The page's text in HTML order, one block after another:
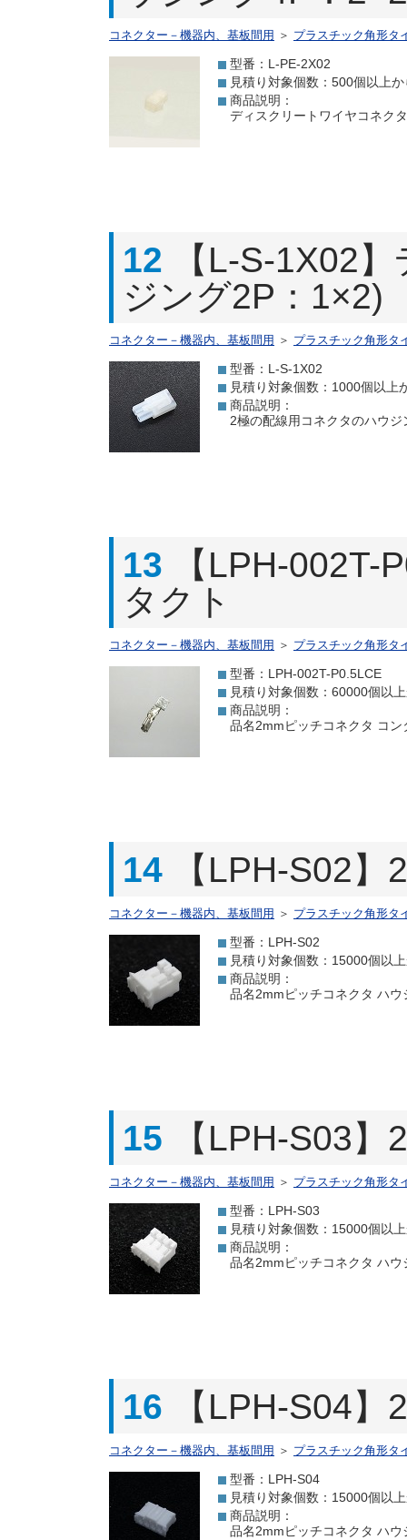
コネクター－機器内、基板間用 ＞ プラスチック角形タ
型番：L-PE-2X02
見積り対象個数：500個以上か
商品説明：
ディスクリートワイヤコネク
12
【L-S-1X02
ジング2P：1×2)
コネクター－機器内、基板間用 ＞ プラスチック角形タ
型番：L-S-1X02
見積り対象個数：1000個以上
商品説明：
2極の配線用コネクタのハウ
13
【LPH-
タクト
コネクター－機器内、基板間用 ＞ プラスチック角形タ
型番：LPH-002T-P0.5LCE
見積り対象個数：60000個以
商品説明：
品名2mmピッチコネクタ コ
14 【LPH-S02
コネクター－機器内、基板間用 ＞ プラスチック角形タ
型番：LPH-S02
見積り対象個数：15000個以
商品説明：
品名2mmピッチコネクタ ハ
15 【LPH-S03
コネクター－機器内、基板間用 ＞ プラスチック角形タ
型番：LPH-S03
見積り対象個数：15000個以
商品説明：
品名2mmピッチコネクタ ハ
16 【LPH-S04
コネクター－機器内、基板間用 ＞ プラスチック角形タ
型番：LPH-S04
見積り対象個数：15000個以
商品説明：
品名2mmピッチコネクタ ハ